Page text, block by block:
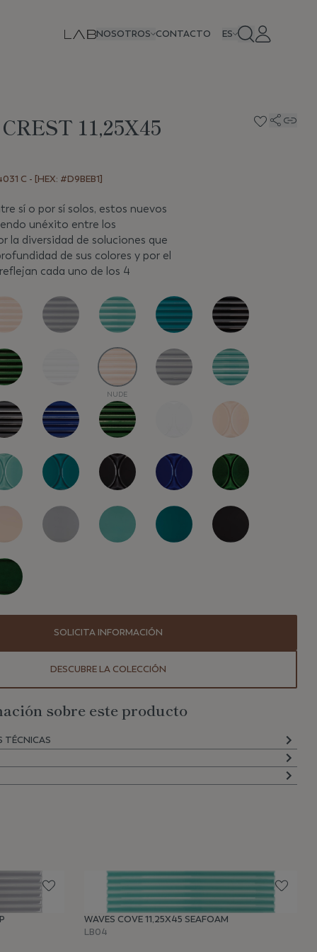
NOSOTROS CONTACTO ES
11,25X45
C - [HEX: #D9BEB1]
sí o por sí solos, estos nuevos
unéxito entre los
la diversidad de soluciones que
de sus colores y por el
cada uno de los 4
NUDE
SOLICITA INFORMACIÓN
DESCUBRE LA COLECCIÓN
sobre este producto
TÉCNICAS
WAVES COVE 11,25X45 SEAFOAM
LB04